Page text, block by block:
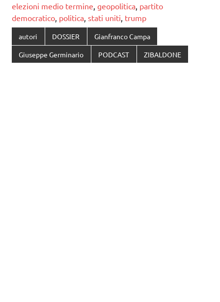
elezioni medio termine, geopolitica, partito
democratico, politica, stati uniti, trump
autori DOSSIER Gianfranco Campa
Giuseppe Germinario PODCAST ZIBALDONE